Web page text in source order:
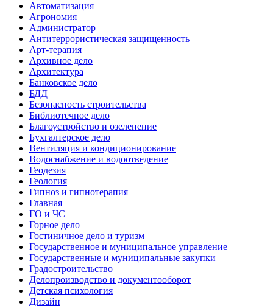
Автоматизация
Агрономия
Администратор
Антитеррористическая защищенность
Арт-терапия
Архивное дело
Архитектура
Банковское дело
БДД
Безопасность строительства
Библиотечное дело
Благоустройство и озеленение
Бухгалтерское дело
Вентиляция и кондиционирование
Водоснабжение и водоотведение
Геодезия
Геология
Гипноз и гипнотерапия
Главная
ГО и ЧС
Горное дело
Гостиничное дело и туризм
Государственное и муниципальное управление
Государственные и муниципальные закупки
Градостроительство
Делопроизводство и документооборот
Детская психология
Дизайн